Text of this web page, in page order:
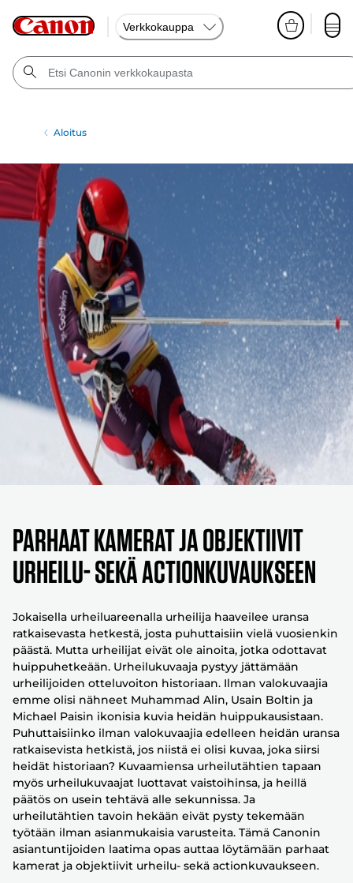
Verkkokauppa
Aloitus
Parhaat kamerat ja objektiivit
urheilu- sekä actionkuvaukseen
Jokaisella urheiluareenalla urheilija haaveilee uransa
ratkaisevasta hetkestä, josta puhuttaisiin vielä vuosienkin
päästä. Mutta urheilijat eivät ole ainoita, jotka odottavat
huippuhetkeään. Urheilukuvaaja pystyy jättämään
urheilijoiden otteluvoiton historiaan. Ilman valokuvaajia
emme olisi nähneet Muhammad Alin, Usain Boltin ja
Michael Paisin ikonisia kuvia heidän huippukausistaan.
Puhuttaisiinko ilman valokuvaajia edelleen heidän uransa
ratkaisevista hetkistä, jos niistä ei olisi kuvaa, joka siirsi
heidät historiaan? Kuvaamiensa urheilutähtien tapaan
myös urheilukuvaajat luottavat vaistoihinsa, ja heillä
päätös on usein tehtävä alle sekunnissa. Ja
urheilutähtien tavoin hekään eivät pysty tekemään
työtään ilman asianmukaisia varusteita. Tämä Canonin
asiantuntijoiden laatima opas auttaa löytämään parhaat
kamerat ja objektiivit urheilu- sekä actionkuvaukseen.